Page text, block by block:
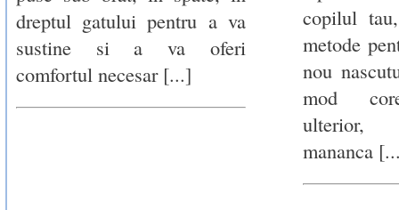
dreptul gatului pentru a va
sustine si a va oferi
comfortul necesar [...]
copilul
metode
nou
mod
ulterior,
mananca